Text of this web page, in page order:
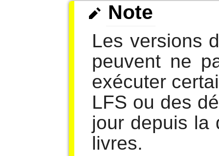
Note
Les versions
peuvent ne
exécuter
LFS ou des
jour depuis la
livres.